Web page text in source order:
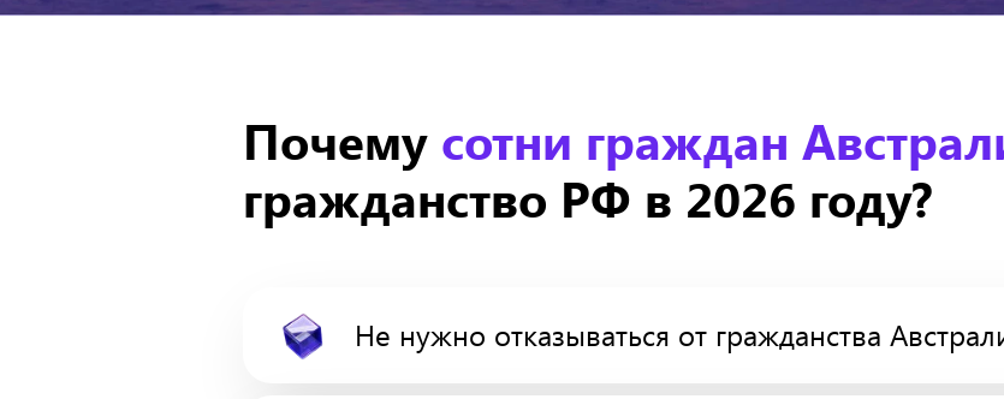
Почему сотни граждан
гражданство РФ в 2026 году?
Не нужно отказываться от гражданства